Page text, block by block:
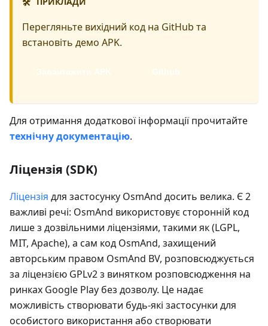
🛠️
Перегляньте вихідний код на GitHub та
встановіть демо APK.
Завантажити APK Github
Для отримання додаткової інформації прочитайте
технічну документацію.
Ліцензія (SDK)
Ліцензія для застосунку OsmAnd досить велика. Є 2
важливі речі: OsmAnd використовує сторонній код
лише з дозвільними ліцензіями, такими як (LGPL,
MIT, Apache), а сам код OsmAnd, захищений
авторським правом OsmAnd BV, розповсюджується
за ліцензією GPLv2 з винятком розповсюдження на
ринках Google Play без дозволу. Це надає
можливість створювати будь-які застосунки для
особистого використання або створювати